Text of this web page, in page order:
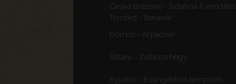
České Brezovo - Szlatina II. erődítés
Tömörd - Ilonavár
Dömös - Árpádvár
Štitáre - Zsibrica hegy
Kyjatice - Evangélikus templom